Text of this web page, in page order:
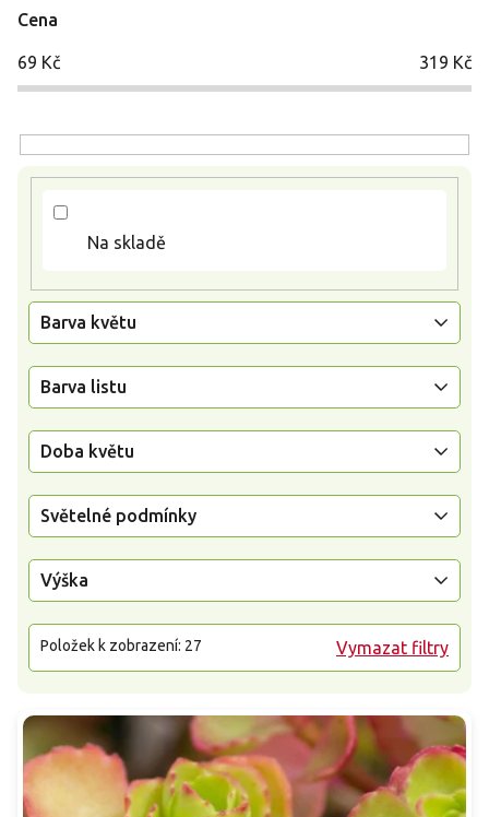
Cena
69 Kč 319 Kč
Na skladě
Barva květu
Barva listu
Doba květu
Světelné podmínky
Výška
Vymazat filtry
Položek k zobrazení: 27
s
p
u